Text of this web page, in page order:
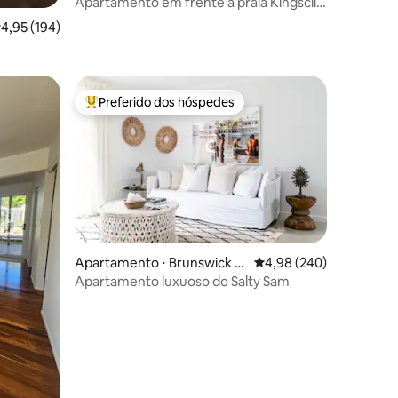
de uma avaliação média de 5, 194 avaliações
4,95 (194)
Entre os melhores preferidos dos hóspedes
Preferido dos hóspedes
Apartamento ⋅ Brunswick H
eads
4,98 de uma avaliação
4,98 (240)
Apartamento luxuoso do Salty Sam